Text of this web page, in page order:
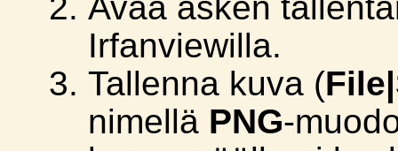
Avaa äsken
Irfanviewilla.
Tallenna kuva (
nimellä PNG-